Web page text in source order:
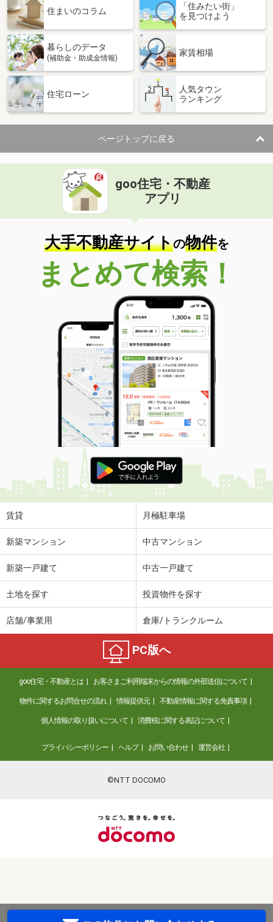
住まいのコラム
「住みたい街」
を見つけよう
暮らしのデータ
(補助金・助成金情報)
家賃相場
住宅ローン
人気タウン
ランキング
ページトップに戻る
goo住宅・不動産
アプリ
大手不動産サイトの物件を
まとめて検索！
賃貸 月極駐車場
新築マンション 中古マンション
新築一戸建て 中古一戸建て
土地を探す 投資物件を探す
店舗/事業用 倉庫/トランクルーム
PC版へ
goo住宅・不動産とは お客さまご利用端末からの情報の外部送信について
物件に関するお問合せの流れ 情報提供元 不動産情報に関する免責事項
個人情報の取り扱いについて 消費税に関する表記について
プライバシーポリシー ヘルプ お問い合わせ 運営会社
©NTT DOCOMO